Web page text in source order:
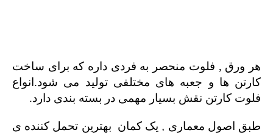
هر ورق , فلوت منحصر به فردی داره که برای ساخت
کارتن ها و جعبه های مختلفی تولید می شود.انواع
فلوت کارتن نقش بسیار مهمی در بسته بندی دارد.
طبق اصول معماری , یک کمان بهترین تحمل کننده ی